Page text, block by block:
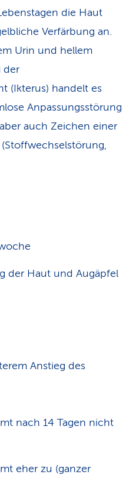
die Haut
Verfärbung an.
Urin und hellem
der
(Ikterus) handelt es
Anpassungsstörung
auch Zeichen einer
der Haut und Augäpfel
Anstieg des
nach 14 Tagen nicht
eher zu (ganzer